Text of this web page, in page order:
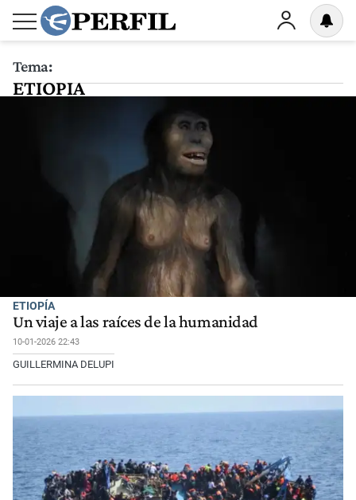
Tema:
ETIOPIA
ETIOPÍA
Un viaje a las raíces de la humanidad
10-01-2026 22:43
GUILLERMINA DELUPI